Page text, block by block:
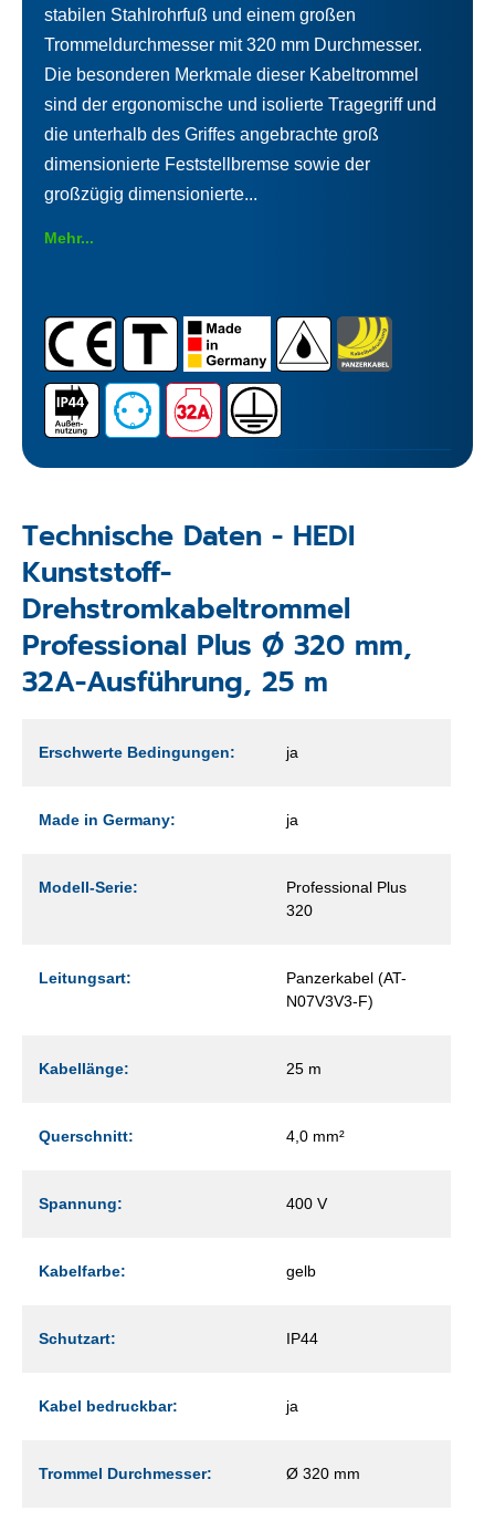
stabilen Stahlrohrfuß und einem großen
Trommeldurchmesser mit 320 mm Durchmesser.
Die besonderen Merkmale dieser Kabeltrommel
sind der ergonomische und isolierte Tragegriff und
die unterhalb des Griffes angebrachte groß
dimensionierte Feststellbremse sowie der
großzügig dimensionierte...
Mehr...
Technische Daten - HEDI
Kunststoff-
Drehstromkabeltrommel
Professional Plus Ø 320 mm,
32A-Ausführung, 25 m
Erschwerte Bedingungen: ja
Made in Germany: ja
Modell-Serie:
Professional Plus
320
Leitungsart:
Panzerkabel (AT-
N07V3V3-F)
Kabellänge: 25 m
Querschnitt: 4,0 mm²
Spannung: 400 V
Kabelfarbe: gelb
Schutzart: IP44
Kabel bedruckbar: ja
Trommel Durchmesser: Ø 320 mm